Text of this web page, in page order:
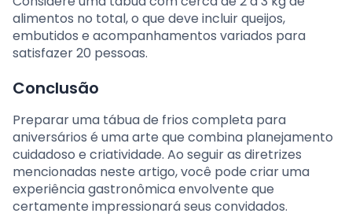
alimentos no total, o que deve incluir queijos,
embutidos e acompanhamentos variados para
satisfazer 20 pessoas.
Conclusão
Preparar uma tábua de frios completa para
aniversários é uma arte que combina planejamento
cuidadoso e criatividade. Ao seguir as diretrizes
mencionadas neste artigo, você pode criar uma
experiência gastronômica envolvente que
certamente impressionará seus convidados.